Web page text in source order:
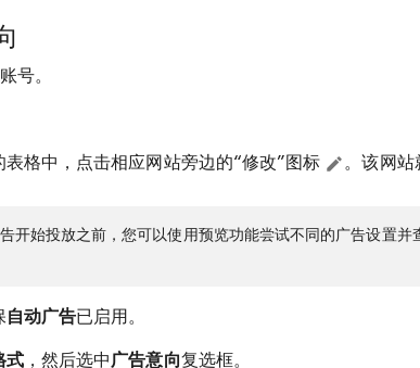
号。
格中，点击相应网站旁边的“修改”图标
。该网站
告开始投放之前，您可以使用预览功能尝试不同的广告设置并
自动广告已启用。
式，然后选中广告意向复选框。